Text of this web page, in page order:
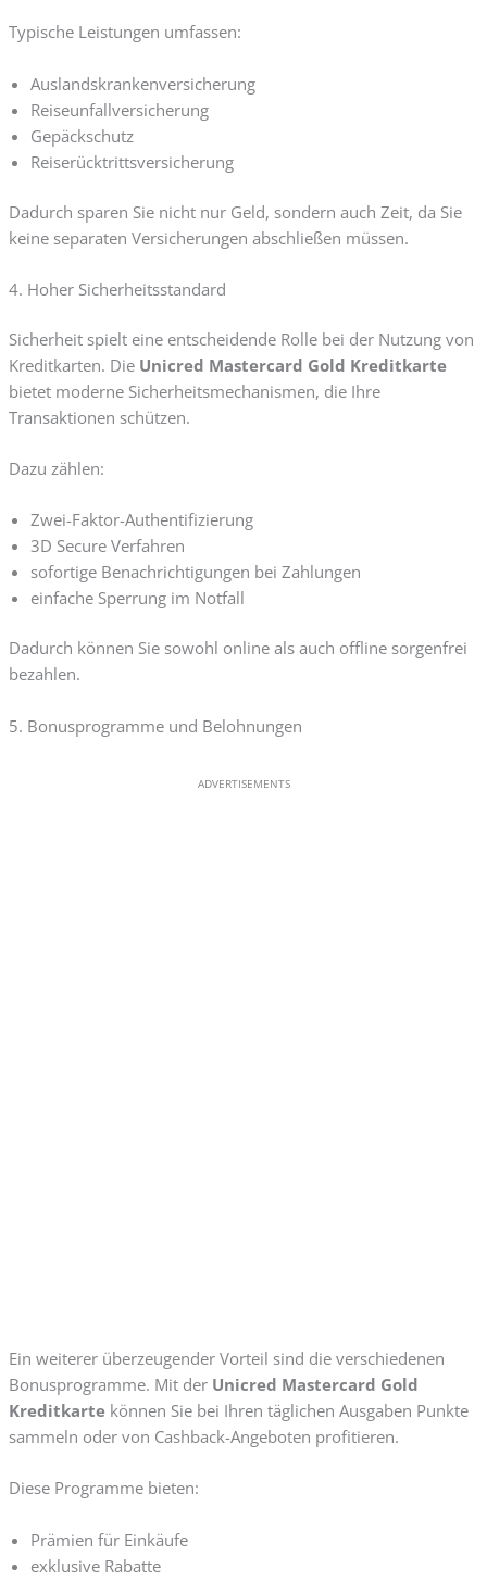
Typische Leistungen umfassen:
Auslandskrankenversicherung
Reiseunfallversicherung
Gepäckschutz
Reiserücktrittsversicherung
Dadurch sparen Sie nicht nur Geld, sondern auch Zeit, da Sie
keine separaten Versicherungen abschließen müssen.
4. Hoher Sicherheitsstandard
Sicherheit spielt eine entscheidende Rolle bei der Nutzung von
Kreditkarten. Die Unicred Mastercard Gold Kreditkarte
bietet moderne Sicherheitsmechanismen, die Ihre
Transaktionen schützen.
Dazu zählen:
Zwei-Faktor-Authentifizierung
3D Secure Verfahren
sofortige Benachrichtigungen bei Zahlungen
einfache Sperrung im Notfall
Dadurch können Sie sowohl online als auch offline sorgenfrei
bezahlen.
5. Bonusprogramme und Belohnungen
ADVERTISEMENTS
Ein weiterer überzeugender Vorteil sind die verschiedenen
Bonusprogramme. Mit der Unicred Mastercard Gold
Kreditkartekönnen Sie bei Ihren täglichen Ausgaben Punkte
sammeln oder von Cashback-Angeboten profitieren.
Diese Programme bieten:
Prämien für Einkäufe
exklusive Rabatte